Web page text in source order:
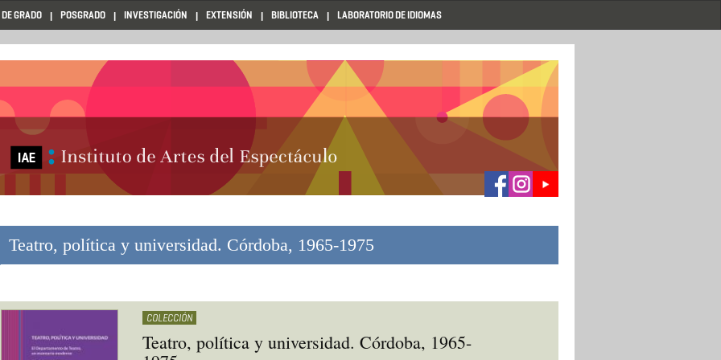
GRADO POSGRADO INVESTIGACIÓN EXTENSIÓN BIBLIOTECA LABORATORIO DE IDIOMAS
Teatro, política y universidad. Córdoba, 1965-1975
COLECCIÓN
Teatro, política y universidad. Córdoba, 1965-